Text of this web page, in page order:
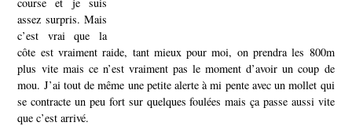
assez surpris. Mais
c’est vrai que la
côte est vraiment raide, tant mieux pour moi, on prendra les 800m
plus vite mais ce n’est vraiment pas le moment d’avoir un coup de
mou. J’ai tout de même une petite alerte à mi pente avec un mollet qui
se contracte un peu fort sur quelques foulées mais ça passe aussi vite
que c’est arrivé.